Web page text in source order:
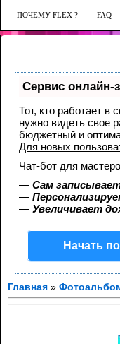
ПОЧЕМУ FLEX ? FAQ
Сервис онлайн-
Тот, кто работает в
нужно видеть свое
бюджетный и
Для новых
Чат-бот для
— Сам
—
— Увеличивает
Начать
Главная »